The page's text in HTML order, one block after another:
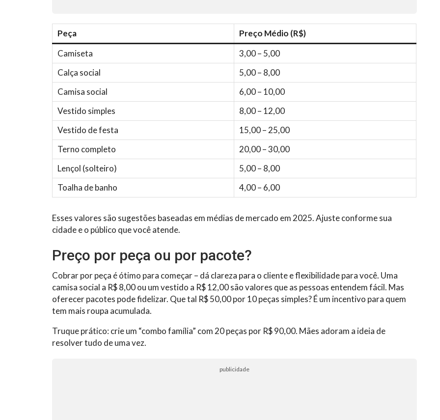
Peça
Preço Médio (R$)
Camiseta
3,00 – 5,00
Calça social
5,00 – 8,00
Camisa social
6,00 – 10,00
Vestido simples
8,00 – 12,00
Vestido de festa
15,00 – 25,00
Terno completo
20,00 – 30,00
Lençol (solteiro)
5,00 – 8,00
Toalha de banho
4,00 – 6,00
Esses valores são sugestões baseadas em médias de mercado em 2025. Ajuste conforme sua
cidade e o público que você atende.
Preço por peça ou por pacote?
Cobrar por peça é ótimo para começar – dá clareza para o cliente e flexibilidade para você. Uma
camisa social a R$ 8,00 ou um vestido a R$ 12,00 são valores que as pessoas entendem fácil. Mas
oferecer pacotes pode fidelizar. Que tal R$ 50,00 por 10 peças simples? É um incentivo para quem
tem mais roupa acumulada.
Truque prático: crie um “combo família” com 20 peças por R$ 90,00. Mães adoram a ideia de
resolver tudo de uma vez.
publicidade